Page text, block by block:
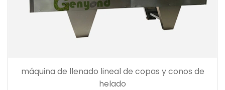
máquina de llenado lineal de copas y conos de
helado